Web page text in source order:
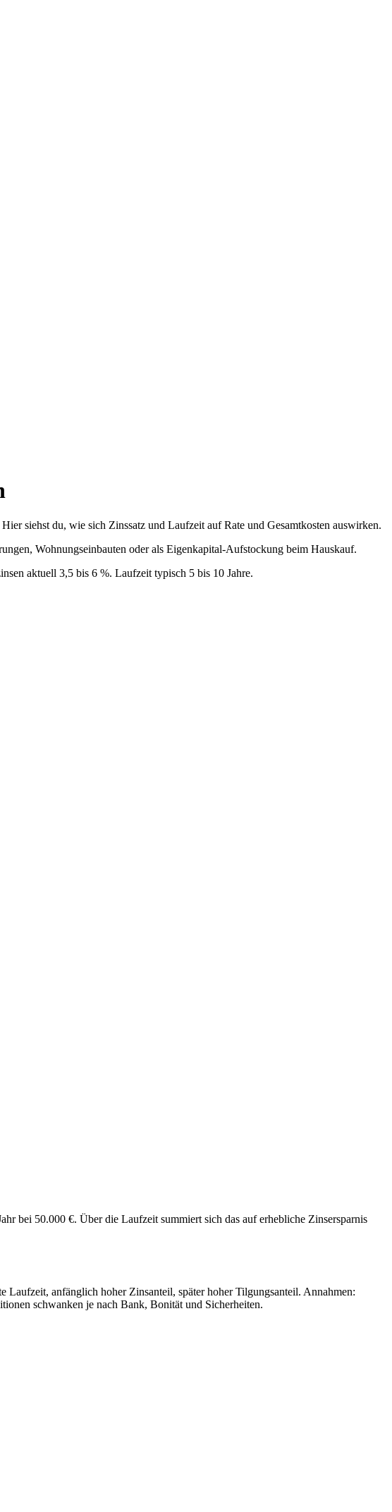
Hier siehst du, wie sich Zinssatz und Laufzeit auf Rate und Gesamtkosten auswirken.
Wohnungseinbauten oder als Eigenkapital-Aufstockung beim Hauskauf.
aktuell 3,5 bis 6 %. Laufzeit typisch 5 bis 10 Jahre.
bei 50.000 €. Über die Laufzeit summiert sich das auf erhebliche Zinsersparnis
Laufzeit, anfänglich hoher Zinsanteil, später hoher Tilgungsanteil. Annahmen:
schwanken je nach Bank, Bonität und Sicherheiten.